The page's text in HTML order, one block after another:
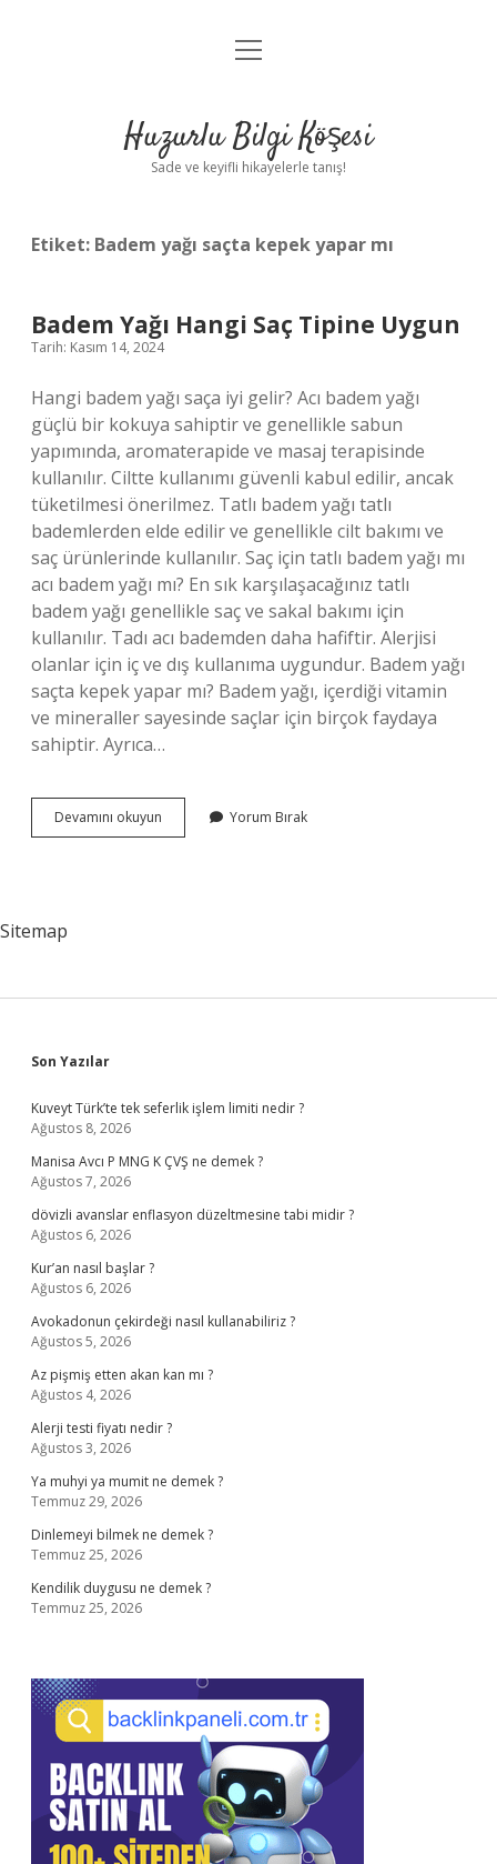
Anasayfa
Yasal Uyarı
menüyü
Huzurlu Bilgi Köşesi
Sade ve keyifli hikayelerle tanış!
Etiket: Badem yağı saçta kepek yapar mı
Badem Yağı Hangi Saç Tipine Uygun
Tarih: Kasım 14, 2024
Hangi badem yağı saça iyi gelir? Acı badem yağı
güçlü bir kokuya sahiptir ve genellikle sabun
yapımında, aromaterapide ve masaj terapisinde
kullanılır. Ciltte kullanımı güvenli kabul edilir, ancak
tüketilmesi önerilmez. Tatlı badem yağı tatlı
bademlerden elde edilir ve genellikle cilt bakımı ve
saç ürünlerinde kullanılır. Saç için tatlı badem yağı mı
acı badem yağı mı? En sık karşılaşacağınız tatlı
badem yağı genellikle saç ve sakal bakımı için
kullanılır. Tadı acı bademden daha hafiftir. Alerjisi
olanlar için iç ve dış kullanıma uygundur. Badem yağı
saçta kepek yapar mı? Badem yağı, içerdiği vitamin
ve mineraller sayesinde saçlar için birçok faydaya
sahiptir. Ayrıca…
Devamını okuyun
Yağı
Yorum Bırak
Sitemap
Sidebar
Son Yazılar
Kuveyt Türk’te tek seferlik işlem limiti nedir ?
Ağustos 8, 2026
Manisa Avcı P MNG K ÇVŞ ne demek ?
Ağustos 7, 2026
dövizli avanslar enflasyon düzeltmesine tabi midir ?
Ağustos 6, 2026
Kur’an nasıl başlar ?
Ağustos 6, 2026
Avokadonun çekirdeği nasıl kullanabiliriz ?
Ağustos 5, 2026
Az pişmiş etten akan kan mı ?
Ağustos 4, 2026
Alerji testi fiyatı nedir ?
Ağustos 3, 2026
Ya muhyi ya mumit ne demek ?
Temmuz 29, 2026
Dinlemeyi bilmek ne demek ?
Temmuz 25, 2026
Kendilik duygusu ne demek ?
Temmuz 25, 2026